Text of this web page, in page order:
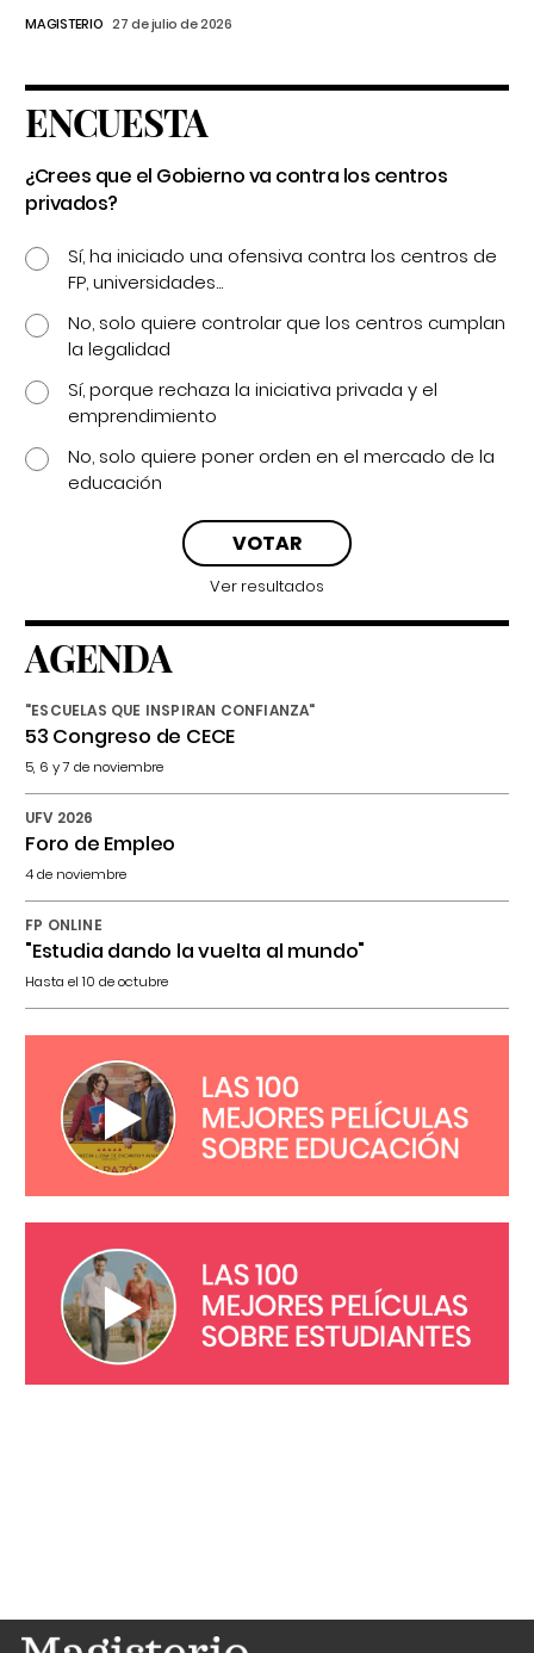
MAGISTERIO 27 de julio de 2026
ENCUESTA
¿Crees que el Gobierno va contra los centros
privados?
Sí, ha iniciado una ofensiva contra los centros de
FP, universidades...
No, solo quiere controlar que los centros cumplan
la legalidad
Sí, porque rechaza la iniciativa privada y el
emprendimiento
No, solo quiere poner orden en el mercado de la
educación
Ver resultados
AGENDA
"ESCUELAS QUE INSPIRAN CONFIANZA"
53 Congreso de CECE
5, 6 y 7 de noviembre
UFV 2026
Foro de Empleo
4 de noviembre
FP ONLINE
"Estudia dando la vuelta al mundo"
Hasta el 10 de octubre